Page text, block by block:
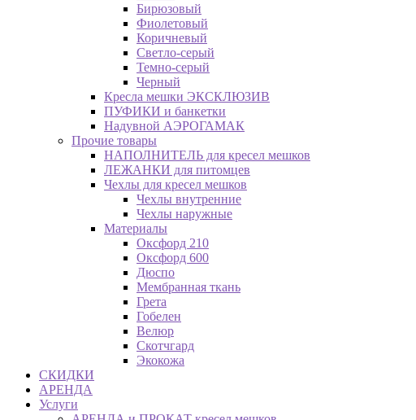
Бирюзовый
Фиолетовый
Коричневый
Светло-серый
Темно-серый
Черный
Кресла мешки ЭКСКЛЮЗИВ
ПУФИКИ и банкетки
Надувной АЭРОГАМАК
Прочие товары
НАПОЛНИТЕЛЬ для кресел мешков
ЛЕЖАНКИ для питомцев
Чехлы для кресел мешков
Чехлы внутренние
Чехлы наружные
Материалы
Оксфорд 210
Оксфорд 600
Дюспо
Мембранная ткань
Грета
Гобелен
Велюр
Скотчгард
Экокожа
СКИДКИ
АРЕНДА
Услуги